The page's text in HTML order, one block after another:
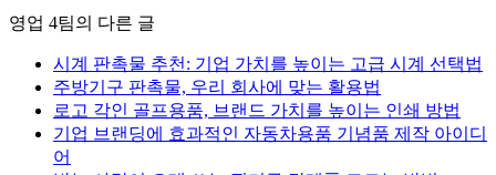
영업 4팀의 다른 글
시계 판촉물 추천: 기업 가치를 높이는 고급 시계 선택법
주방기구 판촉물, 우리 회사에 맞는 활용법
로고 각인 골프용품, 브랜드 가치를 높이는 인쇄 방법
기업 브랜딩에 효과적인 자동차용품 기념품 제작 아이디
어